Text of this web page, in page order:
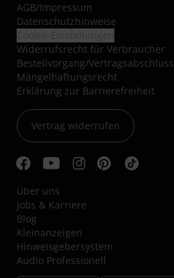
AGB/Impressum
Datenschutzhinweise
Widerrufsrecht für Verbraucher
Bestellvorgang/Vertragsabschluss
Mängelhaftungsrecht
Erklärung zur Barrierefreiheit
Vertrag widerrufen
Über uns
Jobs & Karriere
Blog
Kleinanzeigen
Hinweisgebersystem
Audio Professionell